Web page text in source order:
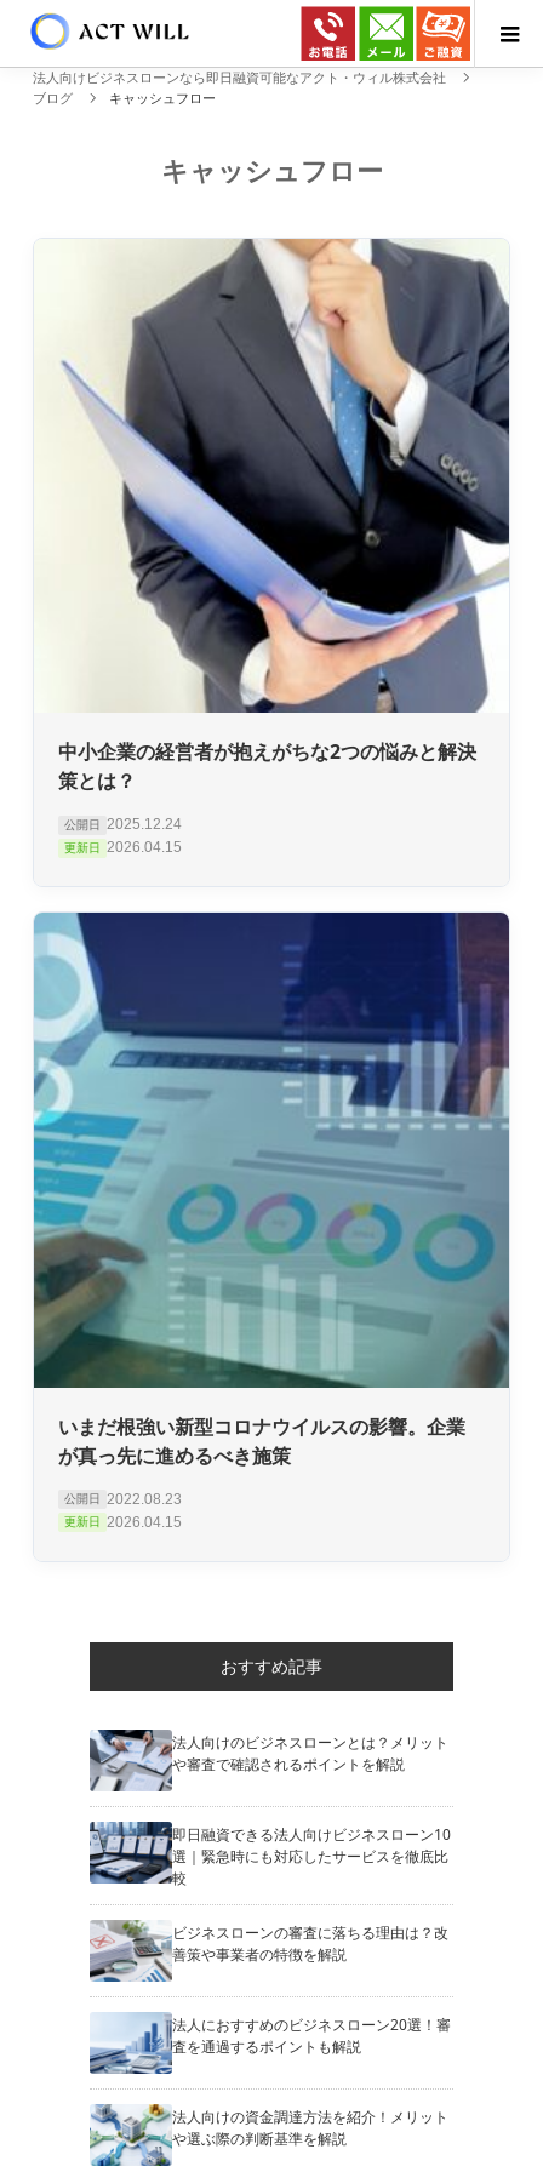
法人向けビジネスローンなら即日融資可能なアクト・ウィル株式会社
ブログ
キャッシュフロー
キャッシュフロー
中小企業の経営者が抱えがちな2つの悩みと解決
策とは？
公開日 2025.12.24
更新日 2026.04.15
いまだ根強い新型コロナウイルスの影響。企業
が真っ先に進めるべき施策
公開日 2022.08.23
更新日 2026.04.15
おすすめ記事
法人向けのビジネスローンとは？メリット
や審査で確認されるポイントを解説
即日融資できる法人向けビジネスローン10
選｜緊急時にも対応したサービスを徹底比
較
ビジネスローンの審査に落ちる理由は？改
善策や事業者の特徴を解説
法人におすすめのビジネスローン20選！審
査を通過するポイントも解説
法人向けの資金調達方法を紹介！メリット
や選ぶ際の判断基準を解説